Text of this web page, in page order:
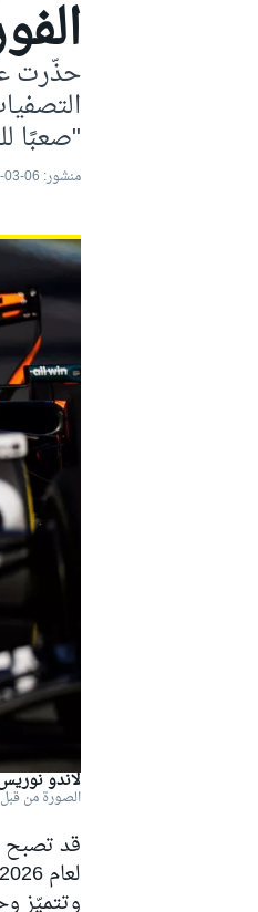
موتو جي
فورمولا إي
دبليو آر سي
"صعبًا
منشور: 06-03-2026
لاندو
الصورة من
لعام 2026، وفقًا لما يعتقده مدير فريق هاس أياو كوماتسو.